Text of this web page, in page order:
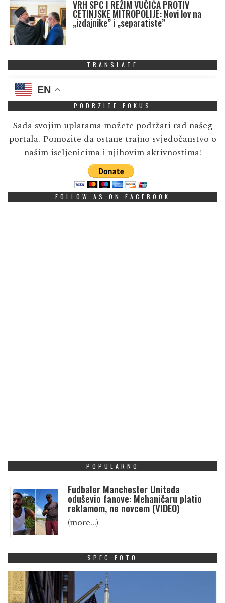
VRH SPC I REŽIM VUČIĆA PROTIV
CETINJSKE MITROPOLIJE: Novi lov na
„izdajnike” i „separatiste”
TRANSLATE
EN
PODRZITE FOKUS
Sada svojim uplatama možete podržati rad našeg
portala. Pomozite da ostane trajno svjedočanstvo o
našim iseljenicima i njihovim aktivnostima!
FOLLOW AS ON FACEBOOK
POPULARNO
Fudbaler Manchester Uniteda
oduševio fanove: Mehaničaru platio
reklamom, ne novcem (VIDEO)
(more…)
SPEC FOTO